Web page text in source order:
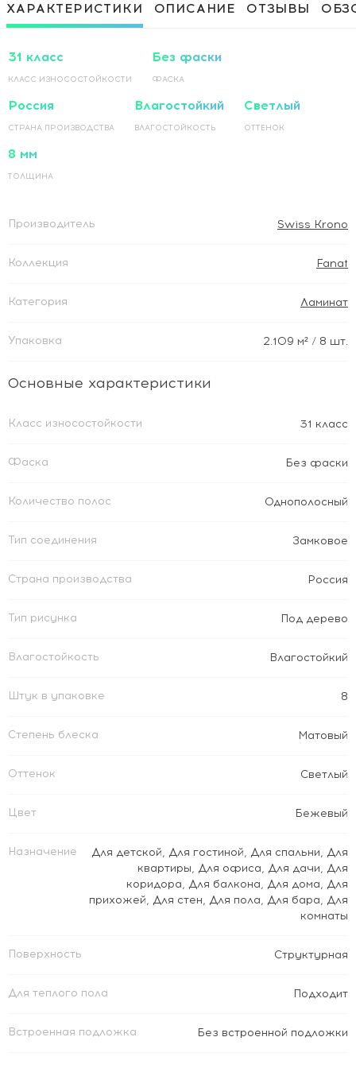
покрытия на основание по прямой
Приклеивание ламинированного
ХАРАКТЕРИСТИКИ ОПИСАНИЕ ОТЗЫВЫ
31 класс
КЛАСС ИЗНОСОСТОЙКОСТИ
Без фаски
ФАСКА
Россия
СТРАНА ПРОИЗВОДСТВА
Влагостойкий
ВЛАГОСТОЙКОСТЬ
Светлый
ОТТЕНОК
8 мм
ТОЛЩИНА
Производитель Swiss Krono
Коллекция Fanat
Категория Ламинат
Упаковка 2.109 м² / 8 шт.
Основные характеристики
Класс износостойкости 31 класс
Фаска Без фаски
Количество полос Однополосный
Тип соединения Замковое
Страна производства Россия
Тип рисунка Под дерево
Влагостойкость Влагостойкий
Штук в упаковке 8
Степень блеска Матовый
Оттенок Светлый
Цвет Бежевый
Назначение Для детской, Для гостиной, Для спальни, Для
квартиры, Для офиса, Для дачи, Для
коридора, Для балкона, Для дома, Для
прихожей, Для стен, Для пола, Для бара, Для
комнаты
Поверхность Структурная
Для теплого пола Подходит
Встроенная подложка Без встроенной подложки